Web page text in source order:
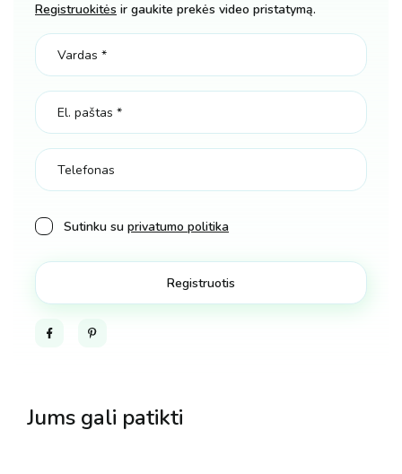
Registruokitės ir gaukite prekės video pristatymą.
Sutinku su privatumo politika
FacebookPinterest
Jums gali patikti